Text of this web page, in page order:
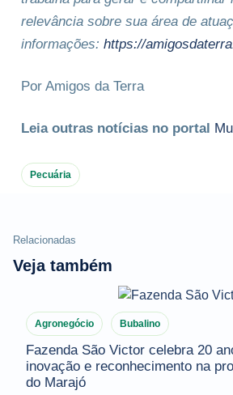
relevância sobre sua área de
informações: https://
Por Amigos da Terra
Leia outras notícias no portal
Pecuária
Relacionadas
Veja também
Agronegócio Bubalino
Fazenda São Victor celebra 20
inovação e reconhecimento na
do Marajó